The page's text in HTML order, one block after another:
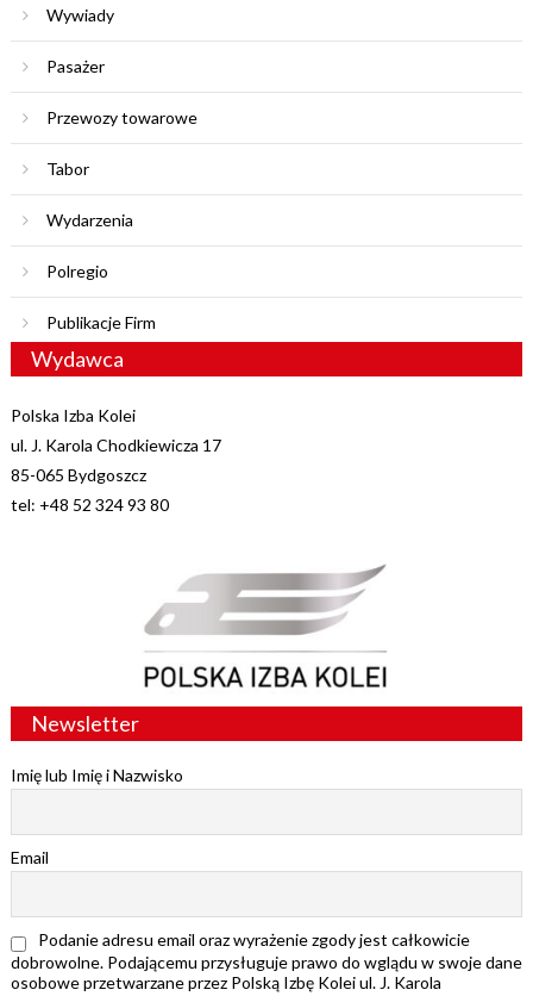
Wywiady
Pasażer
Przewozy towarowe
Tabor
Wydarzenia
Polregio
Publikacje Firm
Wydawca
Polska Izba Kolei
ul. J. Karola Chodkiewicza 17
85-065 Bydgoszcz
tel: +48 52 324 93 80
Newsletter
Imię lub Imię i Nazwisko
Email
Podanie adresu email oraz wyrażenie zgody jest całkowicie
dobrowolne. Podającemu przysługuje prawo do wglądu w swoje dane
osobowe przetwarzane przez Polską Izbę Kolei ul. J. Karola